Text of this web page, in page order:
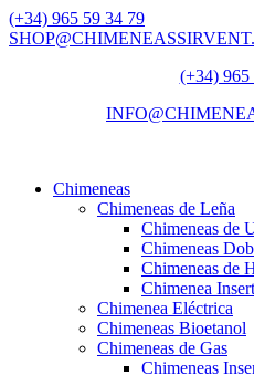
(+34) 965 59 34 79
(+34) 965
Chimeneas
Chimeneas de Leña
Chimeneas de
Chimeneas
Chimeneas de
Chimenea
Chimenea Eléctrica
Chimeneas Bioetanol
Chimeneas de Gas
Chimeneas